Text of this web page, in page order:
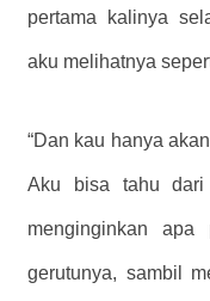
pertama kalinya
aku melihatnya
“Dan kau hanya
Aku bisa tahu
menginginkan
gerutunya, sambil